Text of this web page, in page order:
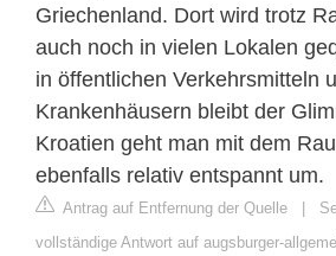
Griechenland. Dort wird trotz
auch noch in vielen Lokalen
in öffentlichen Verkehrsmitteln
Krankenhäusern bleibt der
Kroatien geht man mit dem
ebenfalls relativ entspannt um.
Antrag auf Entfernung der Quelle |
vollständige Antwort auf augsburger-